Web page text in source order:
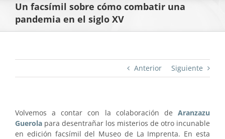
Un facsímil sobre cómo combatir una
pandemia en el siglo XV
Anterior Siguiente
Volvemos a contar con la colaboración de Aranzazu
Guerola para desentrañar los misterios de otro incunable
en edición facsímil del Museo de La Imprenta. En esta